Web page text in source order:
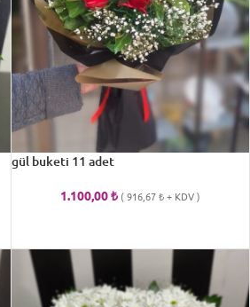
gül buketi 11 adet
1.100,00₺ (916,67₺+ KDV )